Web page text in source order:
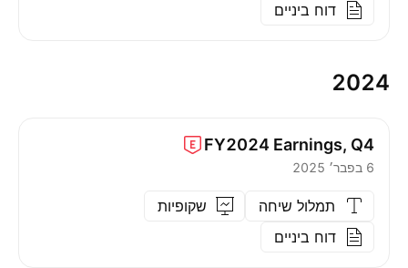
דוח ביניים
2024
Earnings, Q4
FY2024
6 בפבר׳ 2025
תמלול שיחה
שקופיות
דוח ביניים